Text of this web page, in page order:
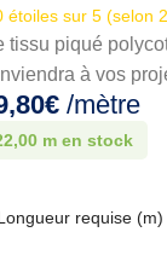
étoiles sur 5 (selon
tissu piqué
à vos
€ /mètre
m en stock
requise (m)